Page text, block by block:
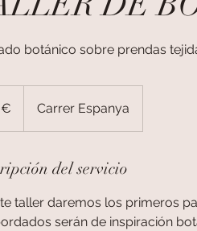
botánico sobre prendas
Carrer Espanya
del servicio
taller daremos los primeros
serán de inspiración